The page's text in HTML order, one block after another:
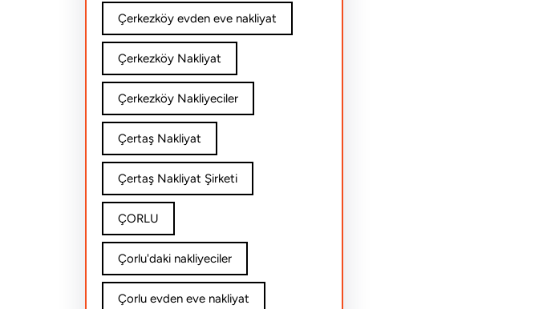
Çerkezköy evden eve nakliyat
Çerkezköy Nakliyat
Çerkezköy Nakliyeciler
Çertaş Nakliyat
Çertaş Nakliyat Şirketi
ÇORLU
Çorlu'daki nakliyeciler
Çorlu evden eve nakliyat